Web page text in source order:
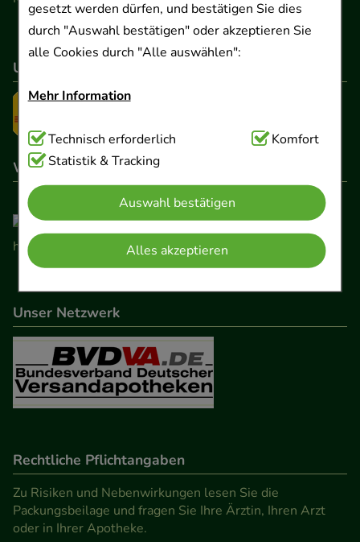
gesetzt werden dürfen, und bestätigen Sie dies
durch "Auswahl bestätigen" oder akzeptieren Sie
alle Cookies durch "Alle auswählen":
Mehr Information
Technisch Notwendig:Hierbei handelt es sich um
Cookies, die für die Grundfunktionen unserer
Website notwendig sind (z.B. Navigation,
Warenkorb, Kundenkonto), weshalb auf diese nicht
verzichtet werden kann.
Komfort:Diese Cookies werden genutzt um das
Einkaufserlebnis noch ansprechender zu gestalten,
beispielsweise für die Wiedererkennung des
Besuchers oder unsere Seite an bevorzugte
Verhaltensweisen (z.B. Spracheinstellung)
anzupassen. Komfort-Cookies ermöglichen es uns
auch auf Ihre Bedürfnisse zugeschrittene Inhalte
Statistik & Tracking:Hierüber lassen sich
Informationen über die Art und Weise der Nutzung
unserer Website sammeln, mit deren Hilfe wir
Technisch erforderlich
Komfort
Statistik & Tracking
Auswahl bestätigen
Alles akzeptieren
Unser Versanddienstleister
Wir sind hier gelistet
Unser Netzwerk
Rechtliche Pflichtangaben
Zu Risiken und Nebenwirkungen lesen Sie die
Packungsbeilage und fragen Sie Ihre Ärztin, Ihren Arzt
oder in Ihrer Apotheke.